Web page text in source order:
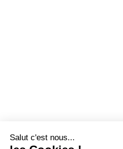
Salut c'est nous...